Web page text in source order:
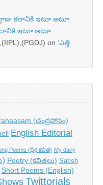
కలానికి ఇటూ అటూ:
ఇటూ అటూ:
on ‘ఎత్తి
(చంద్రహాసం)
English Editorial
Poems (ధీర్గ కవిత) My dairy
Poetry (కవితలు) Satish
Short Poems (English)
Twittorials